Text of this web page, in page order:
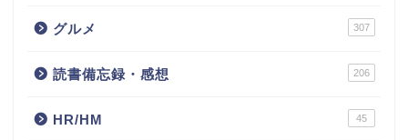
グルメ 307
読書備忘録・感想 206
HR/HM 45